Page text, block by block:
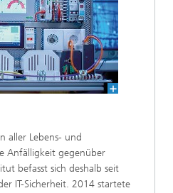
aller Lebens- und
Anfälligkeit gegenüber
befasst sich deshalb seit
IT-Sicherheit. 2014 startete